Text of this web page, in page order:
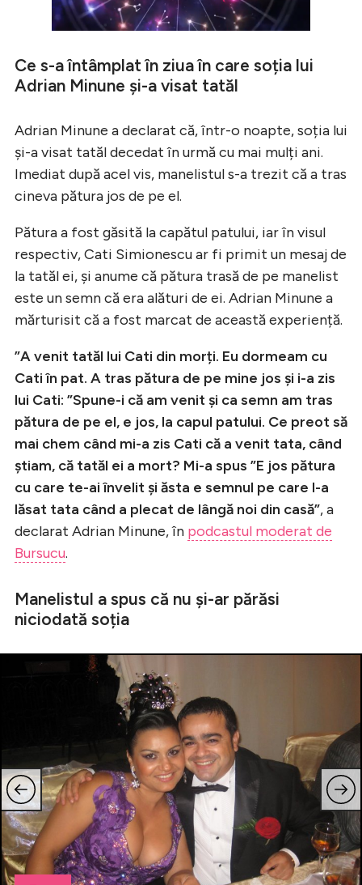
Ce s-a întâmplat în ziua în care soția lui
Adrian Minune și-a visat tatăl
Adrian Minune a declarat că, într-o noapte, soția lui
și-a visat tatăl decedat în urmă cu mai mulți ani.
Imediat după acel vis, manelistul s-a trezit că a tras
cineva pătura jos de pe el.
Pătura a fost găsită la capătul patului, iar în visul
respectiv, Cati Simionescu ar fi primit un mesaj de
la tatăl ei, și anume că pătura trasă de pe manelist
este un semn că era alături de ei. Adrian Minune a
mărturisit că a fost marcat de această experiență.
”A venit tatăl lui Cati din morți. Eu dormeam cu
Cati în pat. A tras pătura de pe mine jos și i-a zis
lui Cati: ”Spune-i că am venit și ca semn am tras
pătura de pe el, e jos, la capul patului. Ce preot să
mai chem când mi-a zis Cati că a venit tata, când
știam, că tatăl ei a mort? Mi-a spus ”E jos pătura
cu care te-ai învelit și ăsta e semnul pe care l-a
lăsat tata când a plecat de lângă noi din casă”, a
declarat Adrian Minune, în podcastul moderat de
Bursucu.
Manelistul a spus că nu și-ar părăsi
niciodată soția